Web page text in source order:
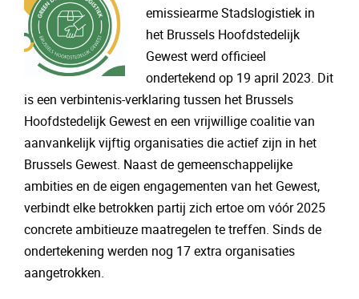
emissiearme Stadslogistiek in
het Brussels Hoofdstedelijk
Gewest werd officieel
ondertekend op 19 april 2023. Dit
is een verbintenis-verklaring tussen het Brussels
Hoofdstedelijk Gewest en een vrijwillige coalitie van
aanvankelijk vijftig organisaties die actief zijn in het
Brussels Gewest. Naast de gemeenschappelijke
ambities en de eigen engagementen van het Gewest,
verbindt elke betrokken partij zich ertoe om vóór 2025
concrete ambitieuze maatregelen te treffen. Sinds de
ondertekening werden nog 17 extra organisaties
aangetrokken.